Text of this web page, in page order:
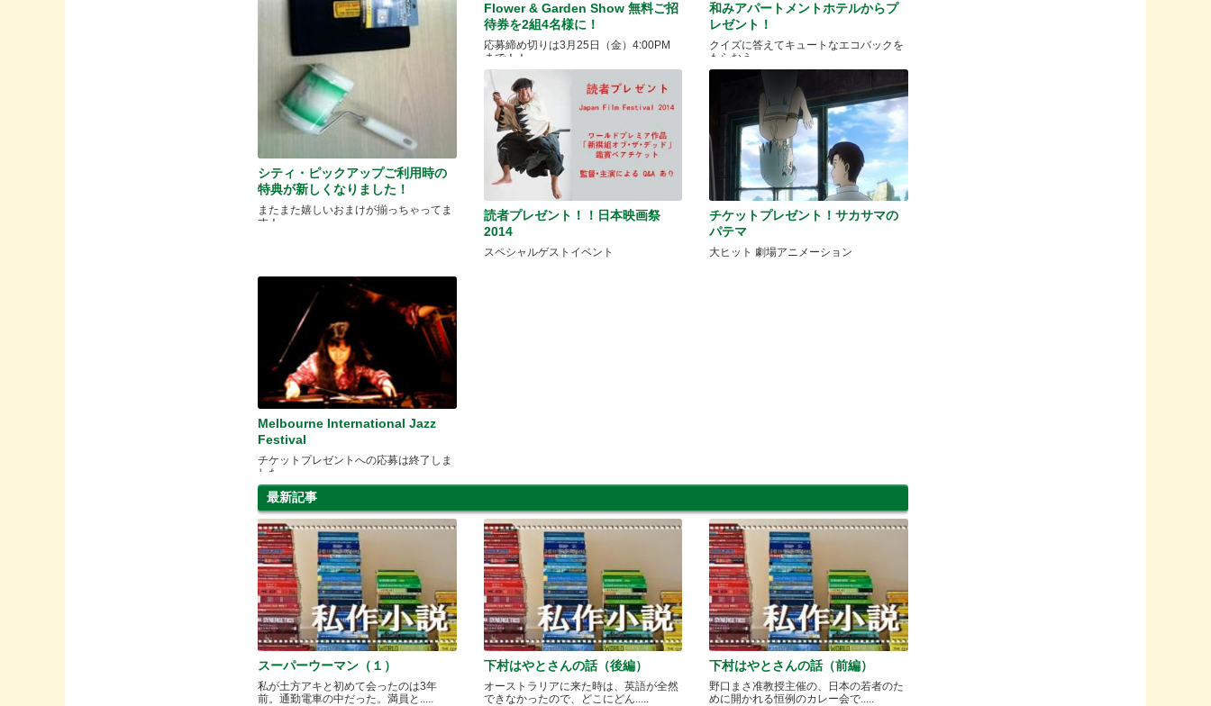
シティ・ピックアップご利用時の
特典が新しくなりました！
またまた嬉しいおまけが揃っちゃってま
す！
Flower & Garden Show 無料ご招
待券を2組4名様に！
応募締め切りは3月25日（金）4:00PM
まで！！
和みアパートメントホテルからプ
レゼント！
クイズに答えてキュートなエコバックを
もらおう
読者プレゼント！！日本映画祭
2014
スペシャルゲストイベント
チケットプレゼント！サカサマの
パテマ
大ヒット 劇場アニメーション
Melbourne International Jazz
Festival
チケットプレゼントへの応募は終了しま
した
最新記事
スーパーウーマン（１）
私が土方アキと初めて会ったのは3年
前。通勤電車の中だった。満員と.....
下村はやとさんの話（後編）
オーストラリアに来た時は、英語が全然
できなかったので、どこにどん.....
下村はやとさんの話（前編）
野口まさ准教授主催の、日本の若者のた
めに開かれる恒例のカレー会で.....